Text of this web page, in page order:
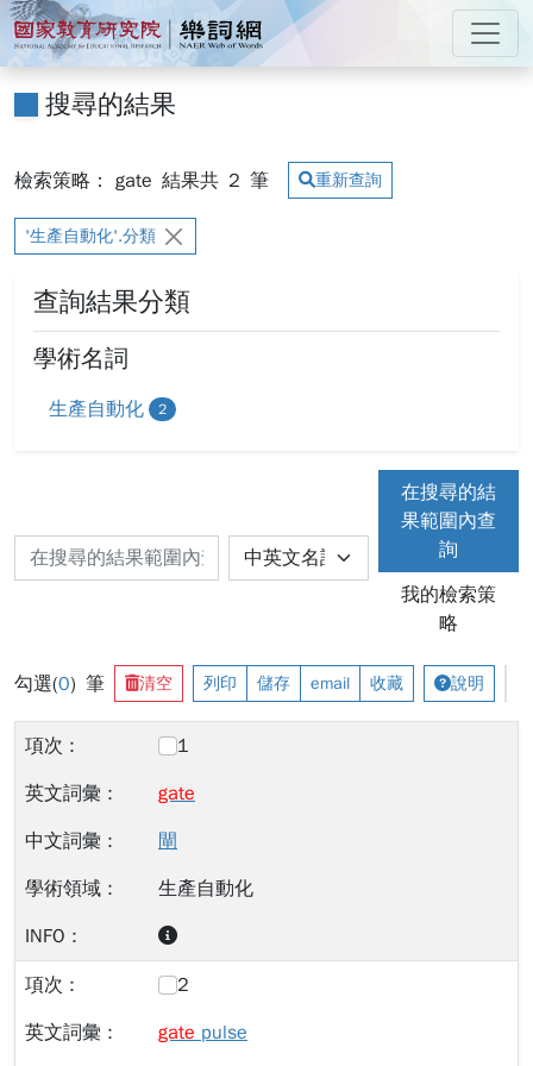
跳到主要內容
:::
國家教育研究院 樂詞網
搜尋的結果
檢索策略： gate 結果共 2 筆 重新查詢
'生產自動化'.分類
查詢結果分類
學術名詞
生產自動化 2
在搜尋的結
果範圍內查
詢
我的檢索策
略
勾選(0) 筆 清空 列印 儲存 email 收藏 說明
1
gate
閘
生產自動化
2
gate pulse